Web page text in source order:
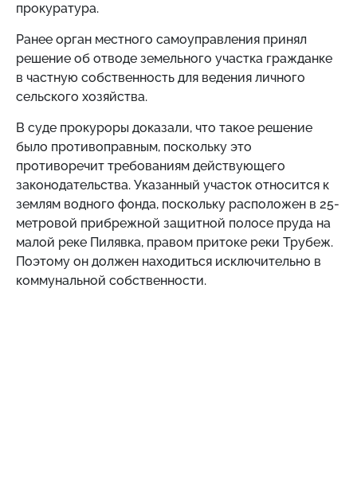
прокуратура.
Ранее орган местного самоуправления принял
решение об отводе земельного участка гражданке
в частную собственность для ведения личного
сельского хозяйства.
В суде прокуроры доказали, что такое решение
было противоправным, поскольку это
противоречит требованиям действующего
законодательства. Указанный участок относится к
землям водного фонда, поскольку расположен в 25-
метровой прибрежной защитной полосе пруда на
малой реке Пилявка, правом притоке реки Трубеж.
Поэтому он должен находиться исключительно в
коммунальной собственности.